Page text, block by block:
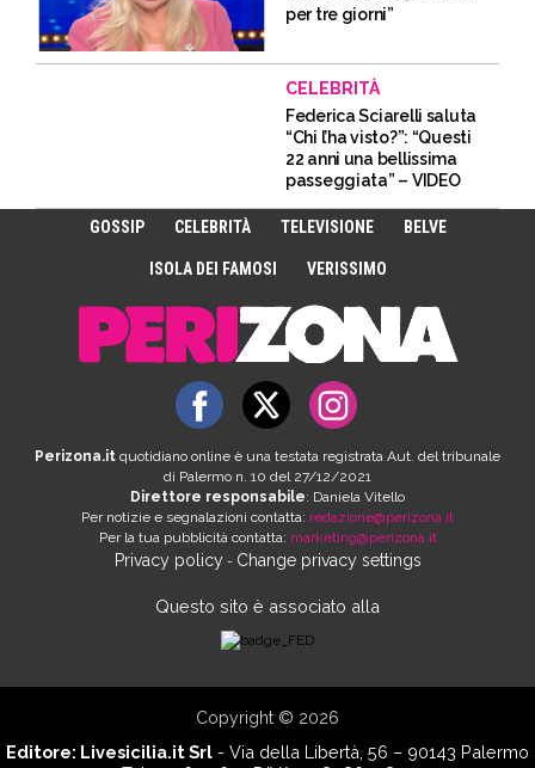
per tre giorni”
CELEBRITÀ
Federica Sciarelli saluta
“Chi l’ha visto?”: “Questi
22 anni una bellissima
passeggiata” – VIDEO
GOSSIP CELEBRITÀ TELEVISIONE BELVE
ISOLA DEI FAMOSI VERISSIMO
Perizona.it quotidiano online è una testata registrata Aut. del tribunale
di Palermo n. 10 del 27/12/2021
Direttore responsabile: Daniela Vitello
Per notizie e segnalazioni contatta: redazione@perizona.it
Per la tua pubblicità contatta: marketing@perizona.it
Privacy policy- Change privacy settings
Questo sito è associato alla
Copyright © 2026
Editore: Livesicilia.it Srl - Via della Libertà, 56 – 90143 Palermo